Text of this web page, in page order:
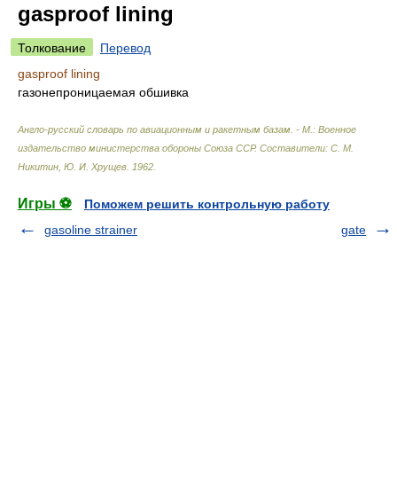
gasproof lining
Толкование
Перевод
gasproof lining
газонепроницаемая обшивка
Англо-русский словарь по авиационным и ракетным базам. - М.: Военное
издательство министерства обороны Союза ССР. Составители: С. М.
Никитин, Ю. И. Хрущев 1962
Игры ⚽
Поможем решить контрольную работу
gasoline strainer
gate